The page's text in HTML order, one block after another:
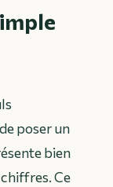
poser un
bien
Ce